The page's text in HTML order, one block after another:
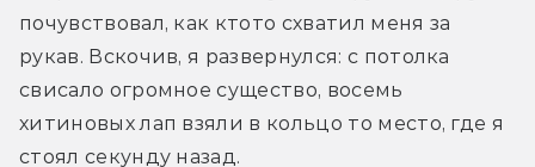
почувствовал, как кто­то схватил меня за
рукав. Вскочив, я развернулся: с потолка
свисало огромное существо, восемь
хитиновых лап взяли в кольцо то место, где я
стоял секунду назад.